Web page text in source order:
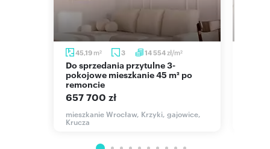
45,19 m2 3 14 554zł/m2
Do sprzedania przytulne 3-
pokojowe mieszkanie 45 m² po
remoncie
657 700 zł
mieszkanie Wrocław, Krzyki, gajowice,
Krucza